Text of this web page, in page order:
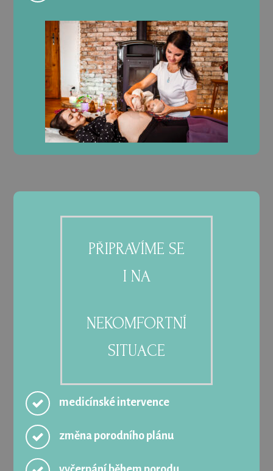
PŘIPRAVÍME SE
I NA
NEKOMFORTNÍ
SITUACE
medicínské intervence
změna porodního plánu